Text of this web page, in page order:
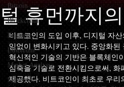
Bitcoin
Blockchain
Business
Ethereum
Market Analysis
Metaverse
털 휴먼까지
비트코인의 도입 이후, 디지털 자
임없이 변화시키고 있다. 중앙화된
혁신적인 기술의 기반은 블록체인
심축을 기술로 전환시킴으로써, 화
제공했다. 비트코인이 최초로 우